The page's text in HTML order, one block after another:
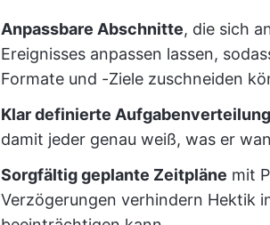
Anpassbare Abschnitte, die sich
Ereignisses anpassen lassen,
Formate und -Ziele zuschneiden
Klar definierte Aufgabenverteilung
damit jeder genau weiß, was er
Sorgfältig geplante Zeitpläne mit
Verzögerungen verhindern Hektik